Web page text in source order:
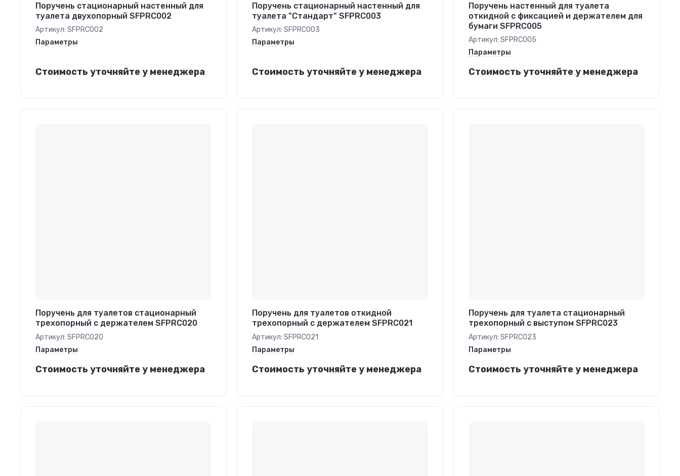
Поручень стационарный настенный для
туалета двухопорный SFPRC002
Артикул: SFPRC002
Параметры
Стоимость уточняйте у менеджера
Поручень стационарный настенный для
туалета "Стандарт" SFPRC003
Артикул: SFPRC003
Параметры
Стоимость уточняйте у менеджера
Поручень настенный для туалета
откидной с фиксацией и держателем для
бумаги SFPRC005
Артикул: SFPRC005
Параметры
Стоимость уточняйте у менеджера
Поручень для туалетов стационарный
трехопорный с держателем SFPRC020
Артикул: SFPRC020
Параметры
Стоимость уточняйте у менеджера
Поручень для туалетов откидной
трехопорный с держателем SFPRC021
Артикул: SFPRC021
Параметры
Стоимость уточняйте у менеджера
Поручень для туалета стационарный
трехопорный с выступом SFPRC023
Артикул: SFPRC023
Параметры
Стоимость уточняйте у менеджера